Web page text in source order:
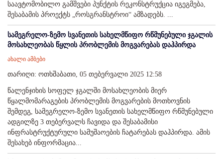
საავტომობილო გამშვები პუნქტის რეკონსტრუქცია იგეგმება,
შესაბამის პროექტს „როსგრანსტროი“ ამზადებს. ...
სამეგრელო-ზემო სვანეთის სახელმწიფო რწმუნებული ჯგალის
მოსახლეობას წყლის პრობლემის მოგვარებას დაჰპირდა
ახალი ამბები
თარიღი: ოთხშაბათი, 05 თებერვალი 2025 12:58
წალენჯიხის სოფელ ჯგალში მოსახლეობის მიერ
წყალმომარაგების პრობლემის მოგვარების მოთხოვნის
შემდეგ, სამეგრელო-ზემო სვანეთის სახელმწიფო რწმუნებული
ადგილზე 3 თებერვალს ჩავიდა და შესაბამისი
ინფრასტრუქტურული სამუშაოების ჩატარებას დაჰპირდა. ამის
შესახებ ინფორმაცია...